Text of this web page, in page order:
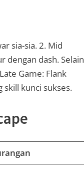
sia-sia. 2. Mid
dengan dash. Selain
Game: Flank
skill kunci sukses.